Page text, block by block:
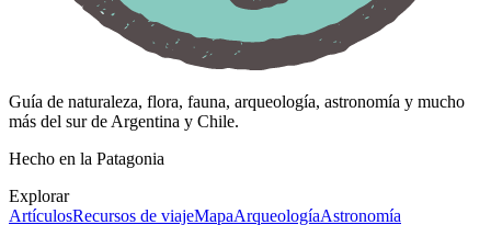
Guía de naturaleza, flora, fauna, arqueología, astronomía y mucho
más del sur de Argentina y Chile.
Hecho en la Patagonia
Explorar
ArtículosRecursos de viajeMapaArqueologíaAstronomía